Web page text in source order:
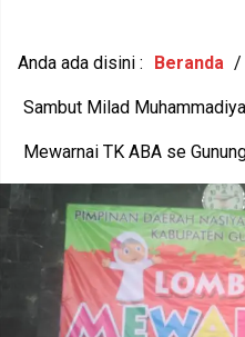
Anda ada disini : Beranda /
Sambut Milad
Mewarnai TK ABA se